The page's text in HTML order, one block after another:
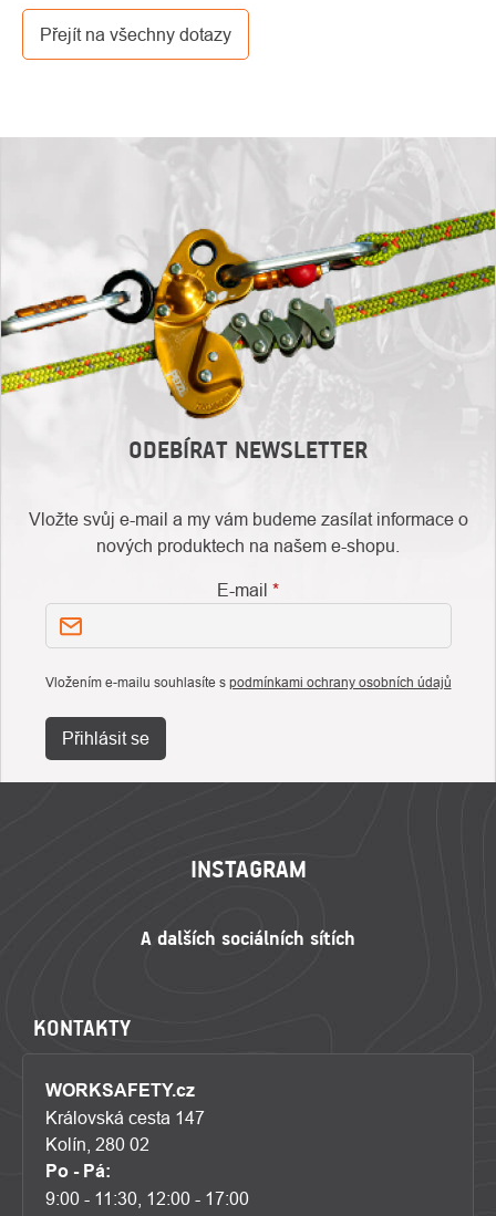
dopravce.
Přejít na všechny dotazy
ODEBÍRAT NEWSLETTER
Vložte svůj e-mail a my vám budeme zasílat informace o
nových produktech na našem e-shopu.
E-mail
Vložením e-mailu souhlasíte s podmínkami ochrany osobních údajů
Přihlásit se
INSTAGRAM
KONTAKTY
WORKSAFETY.cz
Královská cesta 147
Kolín, 280 02
Po - Pá:
9:00 - 11:30, 12:00 - 17:00